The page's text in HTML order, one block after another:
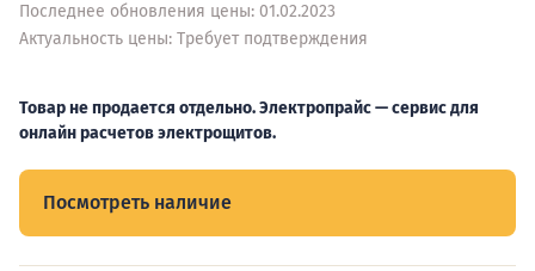
Последнее обновления цены: 01.02.2023
Актуальность цены: Требует подтверждения
Товар не продается отдельно. Электропрайс — сервис для
онлайн расчетов электрощитов.
Посмотреть наличие